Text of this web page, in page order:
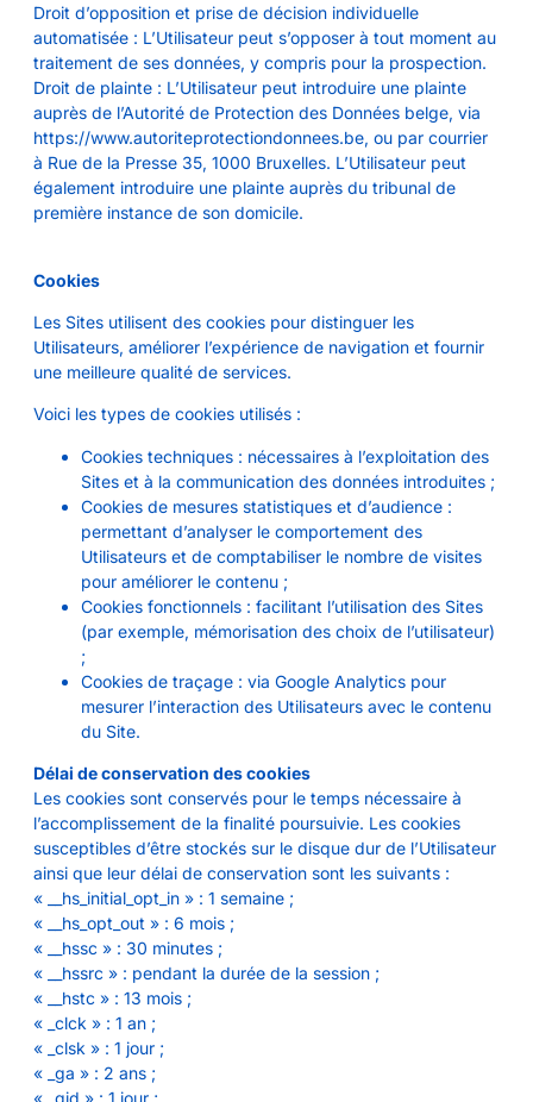
Droit d’opposition et prise de décision individuelle
automatisée : L’Utilisateur peut s’opposer à tout moment au
traitement de ses données, y compris pour la prospection.
Droit de plainte : L’Utilisateur peut introduire une plainte
auprès de l’Autorité de Protection des Données belge, via
https://www.autoriteprotectiondonnees.be, ou par courrier
à Rue de la Presse 35, 1000 Bruxelles. L’Utilisateur peut
également introduire une plainte auprès du tribunal de
première instance de son domicile.
Cookies
Les Sites utilisent des cookies pour distinguer les
Utilisateurs, améliorer l’expérience de navigation et fournir
une meilleure qualité de services.
Voici les types de cookies utilisés :
Cookies techniques : nécessaires à l’exploitation des
Sites et à la communication des données introduites ;
Cookies de mesures statistiques et d’audience :
permettant d’analyser le comportement des
Utilisateurs et de comptabiliser le nombre de visites
pour améliorer le contenu ;
Cookies fonctionnels : facilitant l’utilisation des Sites
(par exemple, mémorisation des choix de l’utilisateur)
;
Cookies de traçage : via Google Analytics pour
mesurer l’interaction des Utilisateurs avec le contenu
du Site.
Délai de conservation des cookies
Les cookies sont conservés pour le temps nécessaire à
l’accomplissement de la finalité poursuivie. Les cookies
susceptibles d’être stockés sur le disque dur de l’Utilisateur
ainsi que leur délai de conservation sont les suivants :
« __hs_initial_opt_in » : 1 semaine ;
« __hs_opt_out » : 6 mois ;
« __hssc » : 30 minutes ;
« __hssrc » : pendant la durée de la session ;
« __hstc » : 13 mois ;
« _clck » : 1 an ;
« _clsk » : 1 jour ;
« _ga » : 2 ans ;